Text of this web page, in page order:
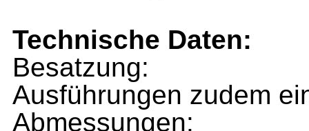
Technische Daten:
Besatzung:
Ausführungen zudem
Abmessungen: